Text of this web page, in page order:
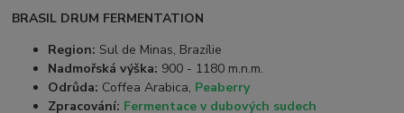
BRASIL DRUM FERMENTATION
Region: Sul de Minas, Brazílie
Nadmořská výška: 900 - 1180 m.n.m.
Odrůda: Coffea Arabica, Peaberry
Zpracování: Fermentace v dubových sudech